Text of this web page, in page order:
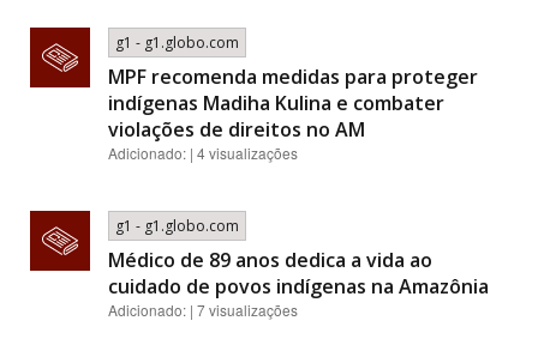
g1 - g1.globo.com
MPF recomenda medidas para proteger
indígenas Madiha Kulina e combater
violações de direitos no AM
Adicionado: | 4 visualizações
g1 - g1.globo.com
Médico de 89 anos dedica a vida ao
cuidado de povos indígenas na Amazônia
Adicionado: | 7 visualizações